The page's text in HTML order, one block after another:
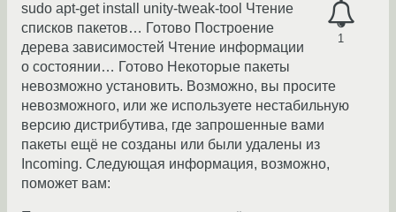
1
sudo apt-get install unity-tweak-tool Чтение
списков пакетов… Готово Построение
дерева зависимостей Чтение информации
о состоянии… Готово Некоторые пакеты
невозможно установить. Возможно, вы просите
невозможного, или же используете нестабильную
версию дистрибутива, где запрошенные вами
пакеты ещё не созданы или были удалены из
Incoming. Следующая информация, возможно,
поможет вам: